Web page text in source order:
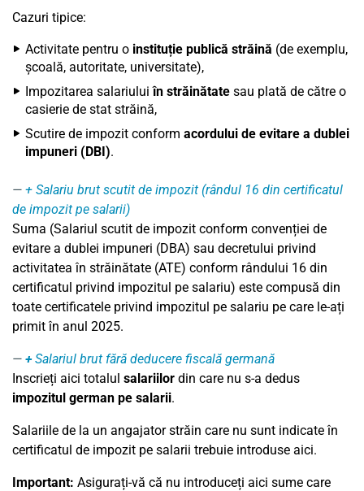
Cazuri tipice:
Activitate pentru o instituție publică străină (de exemplu,
școală, autoritate, universitate),
Impozitarea salariuluiîn străinătate sau plată de către o
casierie de stat străină,
Scutire de impozit conform acordului de evitare a dublei
impuneri (DBI).
+ Salariu brut scutit de impozit (rândul 16 din certificatul
de impozit pe salarii)
Suma (Salariul scutit de impozit conform convenției de
evitare a dublei impuneri (DBA) sau decretului privind
activitatea în străinătate (ATE) conform rândului 16 din
certificatul privind impozitul pe salariu) este compusă din
toate certificatele privind impozitul pe salariu pe care le-ați
primit în anul 2025.
+Salariul brut fără deducere fiscală germană
Inscrieți aici totalul salariilor din care nu s-a dedus
impozitul german pe salarii.
Salariile de la un angajator străin care nu sunt indicate în
certificatul de impozit pe salarii trebuie introduse aici.
Important: Asigurați-vă că nu introduceți aici sume care